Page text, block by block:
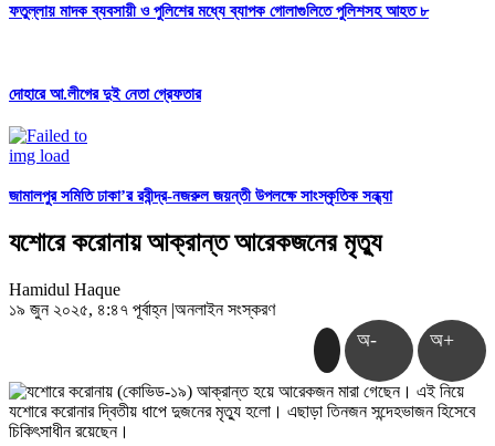
ফতুল্লায় মাদক ব্যবসায়ী ও পুলিশের মধ্যে ব্যাপক গোলাগুলিতে পুলিশসহ আহত ৮
দোহারে আ.লীগের দুই নেতা গ্রেফতার
জামালপুর সমিতি ঢাকা’র রবীন্দ্র-নজরুল জয়ন্তী উপলক্ষে সাংস্কৃতিক সন্ধ্যা
যশোরে করোনায় আক্রান্ত আরেকজনের মৃত্যু
Hamidul Haque
১৯ জুন ২০২৫, ৪:৪৭ পূর্বাহ্ন |অনলাইন সংস্করণ
অ- অ+